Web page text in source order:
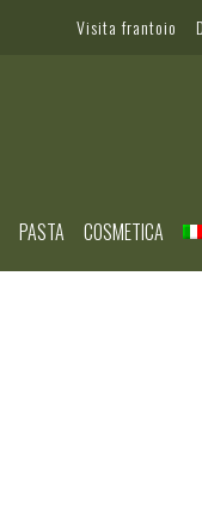
Visita frantoio
PASTA
COSMETICA